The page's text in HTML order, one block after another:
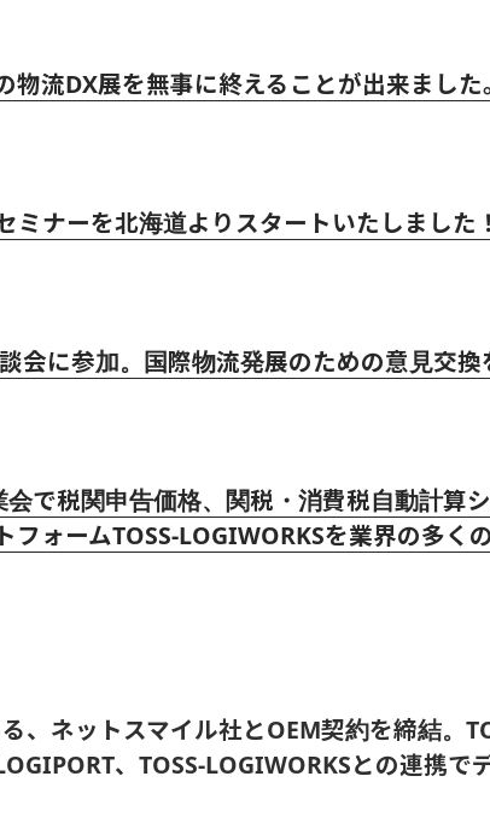
物流DX展を無事に終えることが出来ました。
ミナーを北海道よりスタートいたしました！
会に参加。国際物流発展のための意見交換
で税関申告価格、関税・消費税自動計算
フォームTOSS-LOGIWORKSを業界の多く
、ネットスマイル社とOEM契約を締結。
、TOSS-LOGIWORKSとの連携で